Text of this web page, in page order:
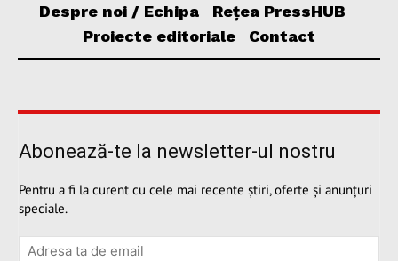
Despre noi / Echipa
Rețea PressHUB
Proiecte editoriale
Contact
Abonează-te la newsletter-ul nostru
Pentru a fi la curent cu cele mai recente știri, oferte și anunțuri
speciale.